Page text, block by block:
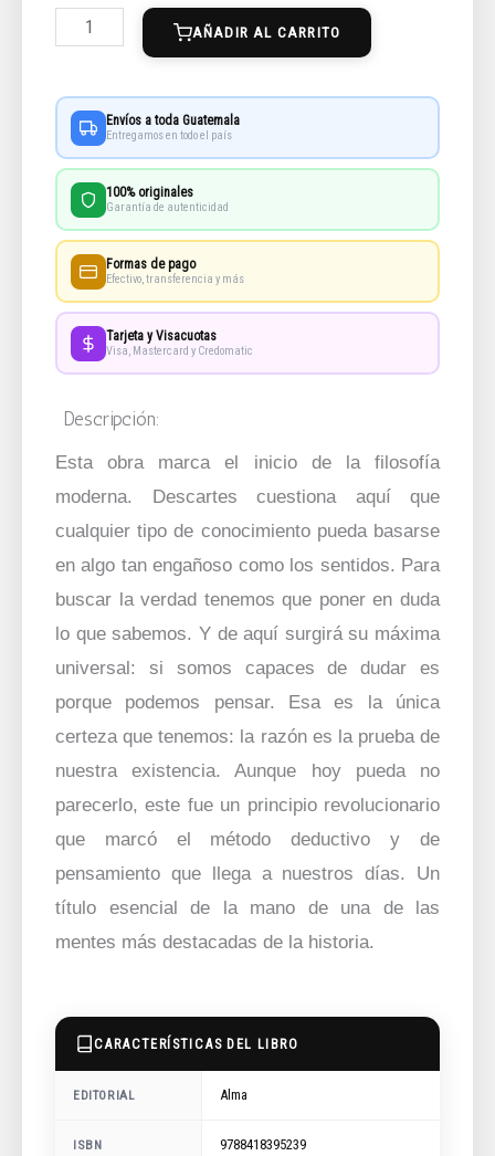
cantidad
AÑADIR AL CARRITO
Envíos a toda Guatemala
Entregamos en todo el país
100% originales
Garantía de autenticidad
Formas de pago
Efectivo, transferencia y más
Tarjeta y Visacuotas
Visa, Mastercard y Credomatic
Descripción:
Esta obra marca el inicio de la filosofía
moderna. Descartes cuestiona aquí que
cualquier tipo de conocimiento pueda basarse
en algo tan engañoso como los sentidos. Para
buscar la verdad tenemos que poner en duda
lo que sabemos. Y de aquí surgirá su máxima
universal: si somos capaces de dudar es
porque podemos pensar. Esa es la única
certeza que tenemos: la razón es la prueba de
nuestra existencia. Aunque hoy pueda no
parecerlo, este fue un principio revolucionario
que marcó el método deductivo y de
pensamiento que llega a nuestros días. Un
título esencial de la mano de una de las
mentes más destacadas de la historia.
CARACTERÍSTICAS DEL LIBRO
EDITORIAL Alma
ISBN 9788418395239